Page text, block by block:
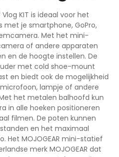
KIT is ideaal voor het
met je smartphone, GoPro,
Met het mini-
of andere apparaten
en de hoogte instellen. De
met cold shoe-mount
en biedt ook de mogelijkheid
lampje of andere
het metalen balhoofd kun
in alle hoeken positioneren
filmen. De poten kunnen
en het maximaal
Het MOJOGEAR mini-statief
merk MOJOGEAR dat